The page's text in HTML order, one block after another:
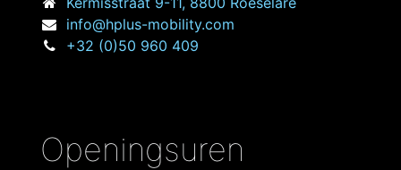
info@hplus-mobility.com
+32 (0)50 960 409
Openingsuren